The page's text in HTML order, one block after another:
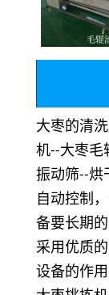
大枣的清
机--大枣毛
振动筛--烘
自动控制
备要长期
采用优质
设备的作用